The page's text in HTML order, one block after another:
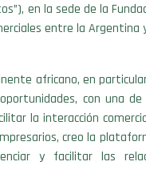
en la sede de la
entre la
africano, en
con una
la interacción
creo la
y facilitar las